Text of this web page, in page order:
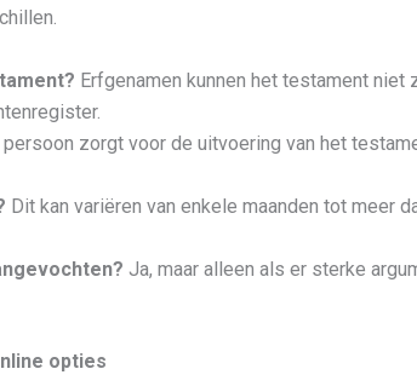
Erfgenamen kunnen het testament
zorgt voor de uitvoering van het
Dit kan variëren van enkele maanden tot meer
Ja, maar alleen als er sterke
opties